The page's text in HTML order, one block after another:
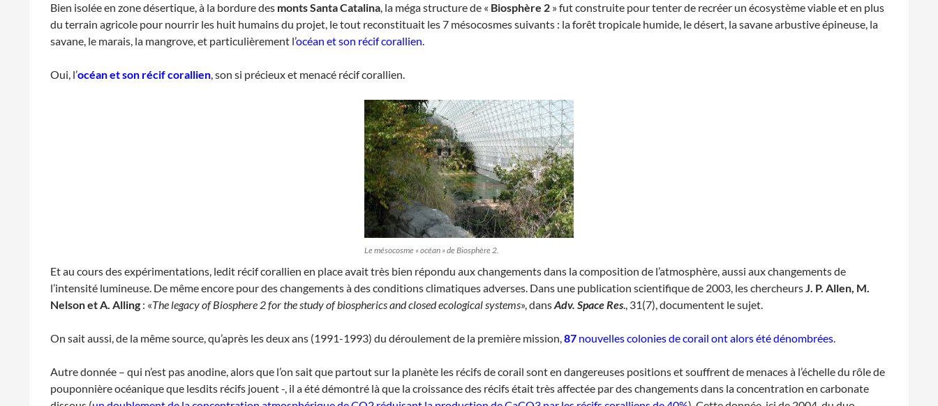
Bien isolée en zone désertique, à la bordure des monts Santa Catalina, la méga structure de « Biosphère 2 » fut construite pour tenter de recréer un écosystème viable et en plus
du terrain agricole pour nourrir les huit humains du projet, le tout reconstituait les 7 mésocosmes suivants : la forêt tropicale humide, le désert, la savane arbustive épineuse, la
savane, le marais, la mangrove, et particulièrement l’océan et son récif corallien.
Oui, l’océan et son récif corallien, son si précieux et menacé récif corallien.
Le mésocosme « océan » de Biosphère 2.
Et au cours des expérimentations, ledit récif corallien en place avait très bien répondu aux changements dans la composition de l’atmosphère, aussi aux changements de
l’intensité lumineuse. De même encore pour des changements à des conditions climatiques adverses. Dans une publication scientifique de 2003, les chercheursJ. P. Allen, M.
Nelson et A. Alling : «The legacy of Biosphere 2 for the study of biospherics and closed ecological systems», dansAdv. Space Res., 31(7), documentent le sujet.
On sait aussi, de la même source, qu’après les deux ans (1991-1993) du déroulement de la première mission,87 nouvelles colonies de corail ont alors été dénombrées.
Autre donnée – qui n’est pas anodine, alors que l’on sait que partout sur la planète les récifs de corail sont en dangereuses positions et souffrent de menaces à l’échelle du rôle de
pouponnière océanique que lesdits récifs jouent -, il a été démontré là que la croissance des récifs était très affectée par des changements dans la concentration en carbonate